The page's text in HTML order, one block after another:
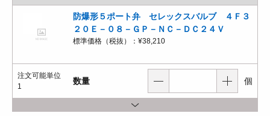
防爆形５ポート弁 セレックスバルブ ４Ｆ３
２０Ｅ－０８－ＧＰ－ＮＣ－ＤＣ２４Ｖ
標準価格（税抜）： ¥38,210
注文可能単位
1
数量 個